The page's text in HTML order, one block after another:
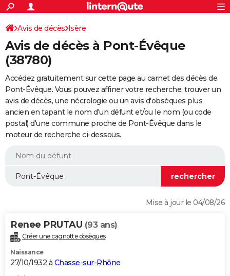
ACTUALITÉS
Politique
Société
Faits Divers
Education
Monde
Villes
+
SPORT
Coupe du monde 2026
Football
Tennis
Cyclisme
Rugby
Forum
FINANCE
Retraite
Impôts
Epargne
Immobilier
Risques naturels par ville
Banque
Assurance
Crédit
Essais
Réserver un essai
Citadines
Berlines
SUV
Forum auto
+
HIGH-TECH
Mobiles
Meilleur smartphone
Internet
Ordinateurs
Jeux vidéo
Guide high-tech
+BRICOLAGE
Forum
Aménagement intérieur
Extérieur
Cuisine
Salle de bains
Jardinage
Rangement
WEEK-END
Guides de France
Escapades
Patrimoine
Expositions
Musées
Week-end nature
LIFESTYLE
Alimentation
Guide de la santé
Maladies
Médicaments
Sommeil
VOYAGE
Destinations
City break
Voyage nature
Voyage de noces
Forum
Climat
+PHOTO
GUIDES D'ACHAT
Avis de décès Isère
Avis de décès à Pont-Évêque
(38780)
Accédez gratuitement sur cette page au carnet des décès de
Pont-Évêque. Vous pouvez affiner votre recherche, trouver un
avis de décès, une nécrologie ou un avis d'obsèques plus
ancien en tapant le nom d'un défunt et/ou le nom (ou code
postal) d'une commune proche de Pont-Évêque dans le
moteur de recherche ci-dessous.
Mise à jour le 04/08/26
Renee PRUTAU (93 ans)
Créer une cagnotte obsèques
Naissance
27/10/1932 à Chasse-sur-Rhône